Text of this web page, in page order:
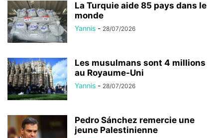
La Turquie aide 85 pays dans le
monde
Yannis - 28/07/2026
Les musulmans sont 4 millions
au Royaume-Uni
Yannis - 28/07/2026
Pedro Sánchez remercie une
jeune Palestinienne